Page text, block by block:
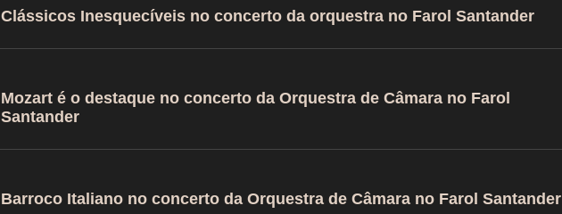
Clássicos Inesquecíveis no concerto da orquestra no Farol Santander
Mozart é o destaque no concerto da Orquestra de Câmara no Farol
Santander
Barroco Italiano no concerto da Orquestra de Câmara no Farol Santander